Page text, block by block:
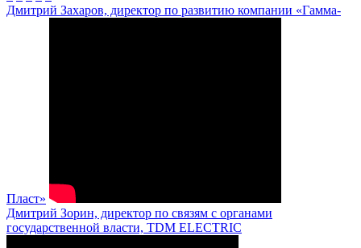
Дмитрий Захаров, директор по развитию компании «Гамма-
Пласт»
Дмитрий Зорин, директор по связям с органами
государственной власти, TDM ELECTRIC